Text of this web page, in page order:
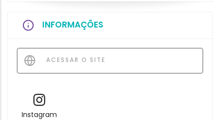
INFORMAÇÕES
ACESSAR O SITE
Instagram